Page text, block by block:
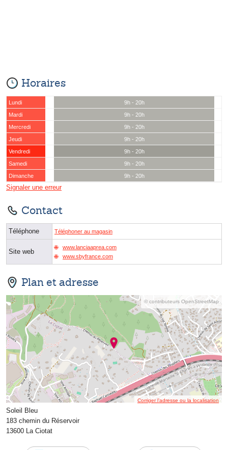
Horaires
Lundi
9h - 20h
Mardi
9h - 20h
Mercredi
9h - 20h
Jeudi
9h - 20h
Vendredi
9h - 20h
Samedi
9h - 20h
Dimanche
9h - 20h
Signaler une erreur
Contact
Téléphone Téléphoner au magasin
Site web
www.lanciaaprea.com
www.sbyfrance.com
Plan et adresse
© contributeurs OpenStreetMap
Corriger l’adresse ou la localisation
Soleil Bleu
183 chemin du Réservoir
13600 La Ciotat